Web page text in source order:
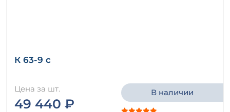
К 63-9 с
Цена за шт.
49 440 ₽
В наличии